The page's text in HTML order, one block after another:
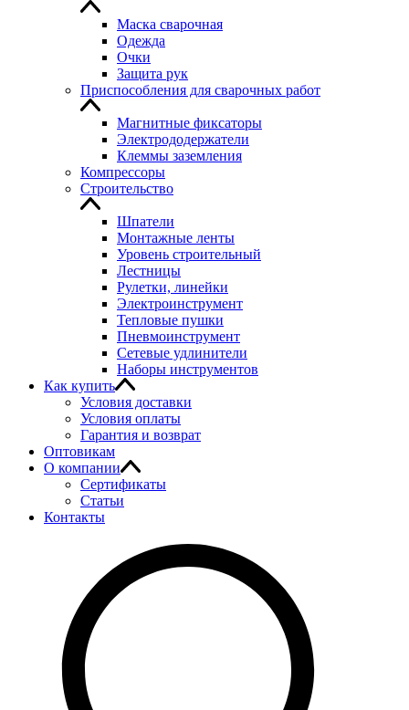
Маска сварочная
Одежда
Очки
Защита рук
Приспособления для сварочных работ
Магнитные фиксаторы
Электрододержатели
Клеммы заземления
Компрессоры
Строительство
Шпатели
Монтажные ленты
Уровень строительный
Лестницы
Рулетки, линейки
Электроинструмент
Тепловые пушки
Пневмоинструмент
Сетевые удлинители
Наборы инструментов
Как купить
Условия доставки
Условия оплаты
Гарантия и возврат
Оптовикам
О компании
Сертификаты
Статьи
Контакты